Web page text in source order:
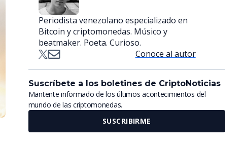
Periodista venezolano especializado en
Bitcoin y criptomonedas. Músico y
beatmaker. Poeta. Curioso.
Conoce al autor
Suscríbete a los boletines de CriptoNoticias
Mantente informado de los últimos acontecimientos del
mundo de las criptomonedas.
SUSCRIBIRME